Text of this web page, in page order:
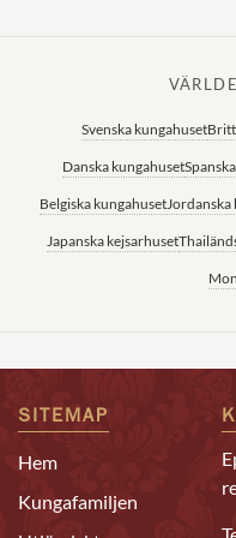
Svenska kungahuset
Danska kungahuset
Belgiska kungahusetJordanska
Japanska kejsarhuset
SITEMAP
Hem
Kungafamiljen